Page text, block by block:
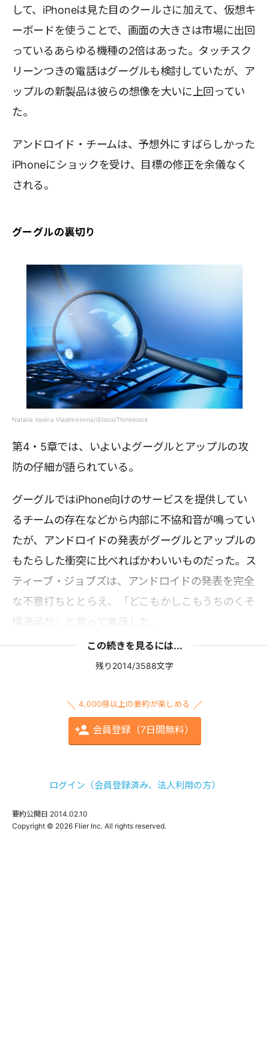
して、iPhoneは見た目のクールさに加えて、仮想キ
ーボードを使うことで、画面の大きさは市場に出回
っているあらゆる機種の2倍はあった。タッチスク
リーンつきの電話はグーグルも検討していたが、ア
ップルの新製品は彼らの想像を大いに上回ってい
た。
アンドロイド・チームは、予想外にすばらしかった
iPhoneにショックを受け、目標の修正を余儀なく
される。
グーグルの裏切り
Natalia Vasina Vladimirovna/iStock/Thinkstock
第4・5章では、いよいよグーグルとアップルの攻
防の仔細が語られている。
グーグルではiPhone向けのサービスを提供してい
るチームの存在などから内部に不協和音が鳴ってい
たが、アンドロイドの発表がグーグルとアップルの
もたらした衝突に比べればかわいいものだった。ス
ティーブ・ジョブズは、アンドロイドの発表を完全
な不意打ちととらえ、「どこもかしこもうちのくそ
模造品だ」と言って激昂した。
この続きを見るには...
残り2014/3588文字
4,000冊以上の要約が楽しめる
会員登録（7日間無料）
ログイン（会員登録済み、法人利用の方）
要約公開日 2014.02.10